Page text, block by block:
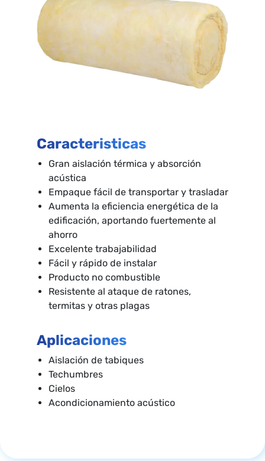
Caracteristicas
Gran aislación térmica y absorción
acústica
Empaque fácil de transportar y trasladar
Aumenta la eficiencia energética de la
edificación, aportando fuertemente al
ahorro
Excelente trabajabilidad
Fácil y rápido de instalar
Producto no combustible
Resistente al ataque de ratones,
termitas y otras plagas
Aplicaciones
Aislación de tabiques
Techumbres
Cielos
Acondicionamiento acústico